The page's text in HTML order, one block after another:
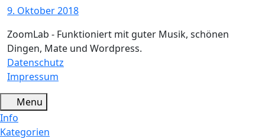
9. Oktober 2018
ZoomLab - Funktioniert mit guter Musik, schönen
Dingen, Mate und Wordpress.
Datenschutz
Impressum
Menu
Info
Kategorien